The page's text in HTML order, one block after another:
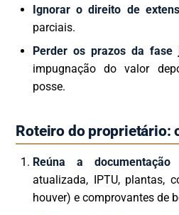
Ignorar o direito de
parciais.
Perder os prazos da fase
impugnação do valor
posse.
Roteiro do proprietário:
Reúna a
atualizada, IPTU, plantas,
houver) e comprovantes de